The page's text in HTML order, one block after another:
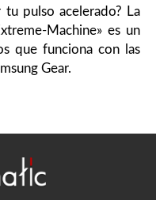
tu pulso acelerado? La
Machine» es un
que funciona con las
Gear.